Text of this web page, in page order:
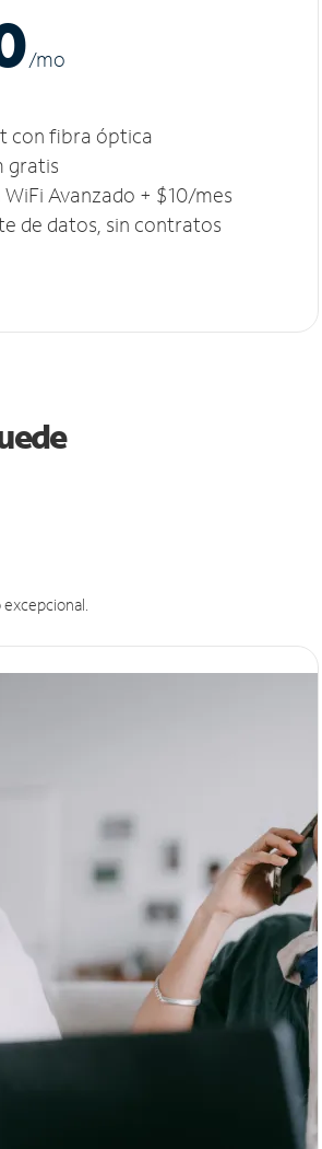
/mo
con fibra óptica
gratis
Avanzado + $10/mes
de datos, sin contratos